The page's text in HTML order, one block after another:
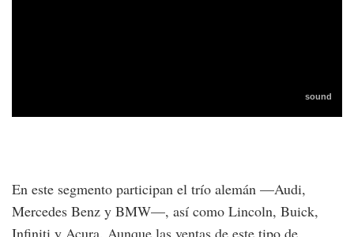
En este segmento participan el trío alemán —Audi,
Mercedes Benz y BMW—, así como Lincoln, Buick,
Infiniti y Acura. Aunque las ventas de este tipo de